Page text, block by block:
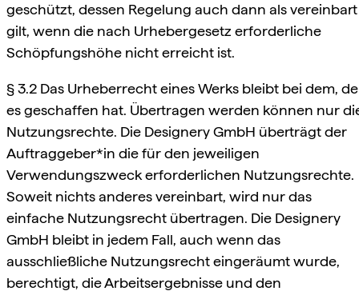
geschützt, dessen Regelung auch dann als vereinbart
gilt, wenn die nach Urhebergesetz erforderliche
Schöpfungshöhe nicht erreicht ist.
§ 3.2 Das Urheberrecht eines Werks bleibt bei dem,
es geschaffen hat. Übertragen werden können nur
Nutzungsrechte. Die Designery GmbH überträgt der
Auftraggeber*in die für den jeweiligen
Verwendungszweck erforderlichen Nutzungsrechte.
Soweit nichts anderes vereinbart, wird nur das
einfache Nutzungsrecht übertragen. Die Designery
GmbH bleibt in jedem Fall, auch wenn das
ausschließliche Nutzungsrecht eingeräumt wurde,
berechtigt, die Arbeitsergebnisse und den